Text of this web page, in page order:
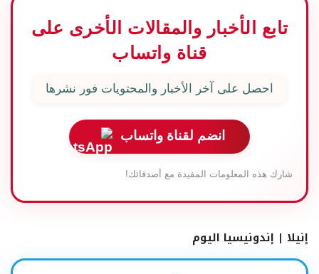
تابع الأخبار والمقالات الأخرى على
قناة واتساب
احصل على آخر الأخبار والمحتويات فور نشرها
انضم لقناة واتساب
شارك هذه المعلومات المفيدة مع أصدقائك!
إنيلا | إندونيسيا اليوم